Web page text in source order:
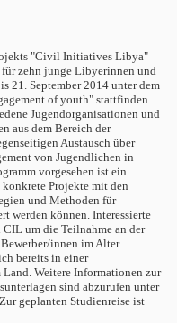
"Civil Initiatives Libya"
zehn junge Libyerinnen und
21. September 2014 unter dem
of youth" stattfinden.
Jugendorganisationen und
aus dem Bereich der
Austausch über
von Jugendlichen in
vorgesehen ist ein
Projekte mit den
und Methoden für
werden können. Interessierte
um die Teilnahme an der
innen im Alter
bereits in einer
Weitere Informationen zur
sind abzurufen unter
geplanten Studienreise ist